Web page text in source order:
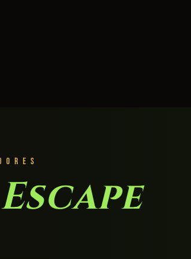
Escape